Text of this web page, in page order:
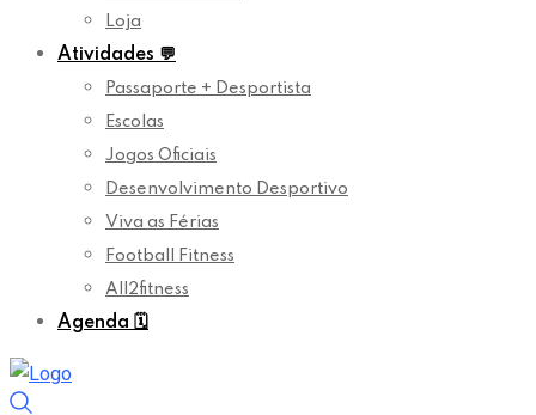
Loja
Atividades 💬
Passaporte + Desportista
Escolas
Jogos Oficiais
Desenvolvimento Desportivo
Viva as Férias
Football Fitness
All2fitness
Agenda 🗓️